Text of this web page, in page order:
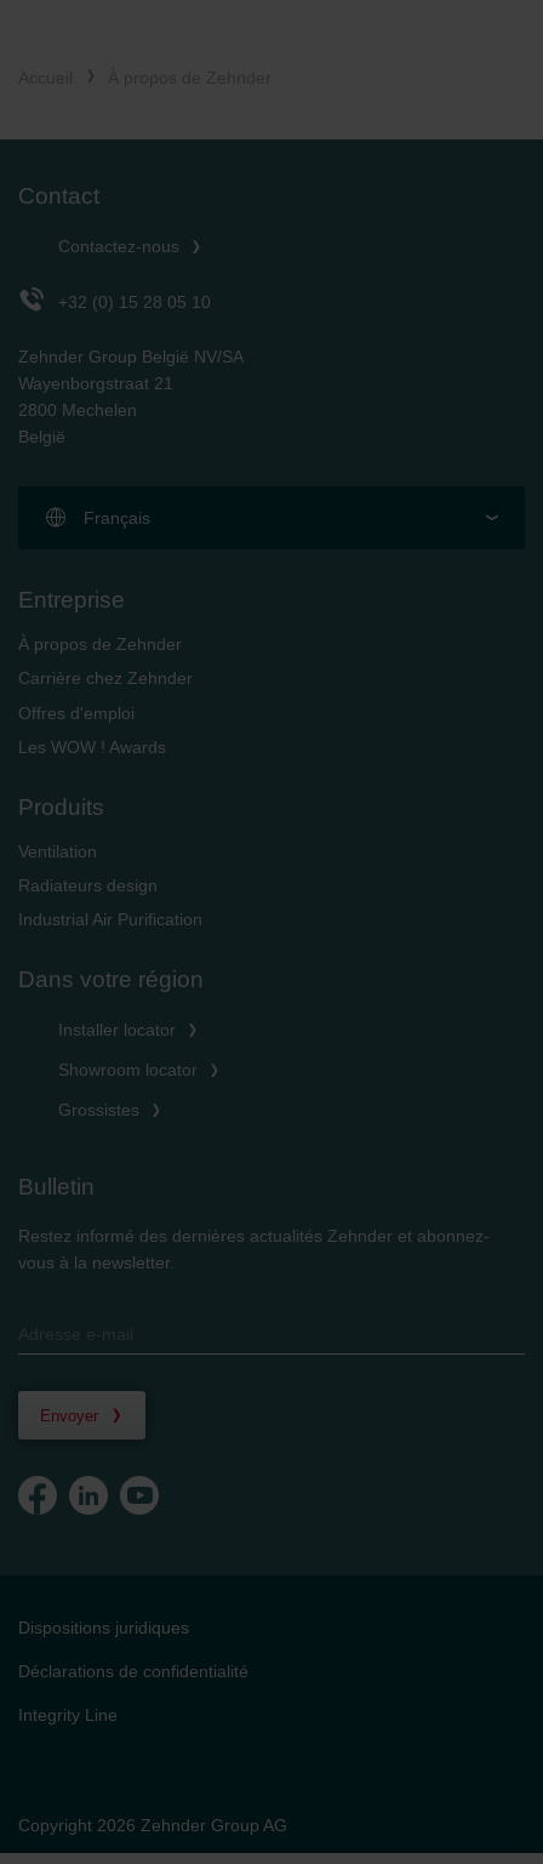
Contact
Contactez-nous
+32 (0) 15 28 05 10
Zehnder Group België NV/SA
Wayenborgstraat 21
2800 Mechelen
België
Français
Entreprise
À propos de Zehnder
Carrière chez Zehnder
Offres d'emploi
Les WOW ! Awards
Produits
Ventilation
Radiateurs design
Industrial Air Purification
Dans votre région
Installer locator
Showroom locator
Grossistes
Bulletin
Restez informé des dernières actualités Zehnder et abonnez-
vous à la newsletter.
Envoyer
Copyright 2026 Zehnder Group AG
Dispositions juridiques
Déclarations de confidentialité
Integrity Line